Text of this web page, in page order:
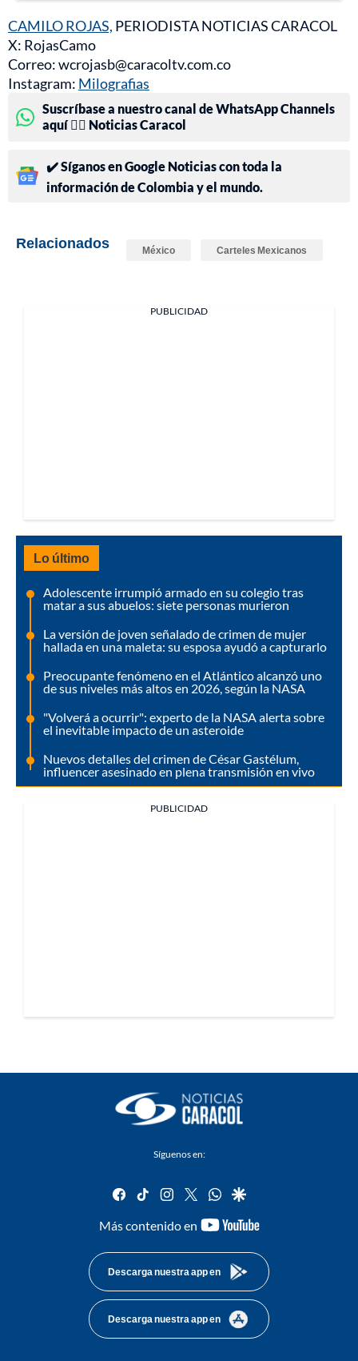
CAMILO ROJAS, PERIODISTA NOTICIAS CARACOL
X: RojasCamo
Correo: wcrojasb@caracoltv.com.co
Instagram: Milografias
Suscríbase a nuestro canal de WhatsApp Channels
aquí 👉🏻 Noticias Caracol
✔️ Síganos en Google Noticias con toda la
información de Colombia y el mundo.
Relacionados México Carteles Mexicanos
PUBLICIDAD
Lo último
Adolescente irrumpió armado en su colegio tras
matar a sus abuelos: siete personas murieron
La versión de joven señalado de crimen de mujer
hallada en una maleta: su esposa ayudó a capturarlo
Preocupante fenómeno en el Atlántico alcanzó uno
de sus niveles más altos en 2026, según la NASA
"Volverá a ocurrir": experto de la NASA alerta sobre
el inevitable impacto de un asteroide
Nuevos detalles del crimen de César Gastélum,
influencer asesinado en plena transmisión en vivo
PUBLICIDAD
Síguenos en:
facebook
tiktok instagram
twitterwhatsapp
google
Más contenido en
youtube-
Descarga nuestra app en
Descarga nuestra app en